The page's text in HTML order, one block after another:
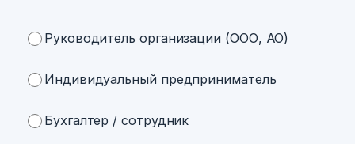
Руководитель организации (ООО, АО)
Индивидуальный предприниматель
Бухгалтер / сотрудник